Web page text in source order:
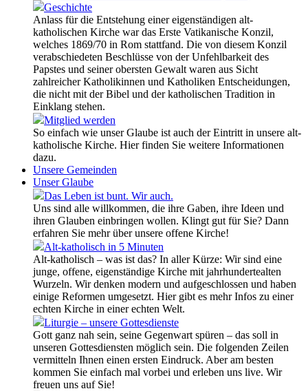
Geschichte
Anlass für die Entstehung einer eigenständigen alt-
katholischen Kirche war das Erste Vatikanische Konzil,
welches 1869/70 in Rom stattfand. Die von diesem Konzil
verabschiedeten Beschlüsse von der Unfehlbarkeit des
Papstes und seiner obersten Gewalt waren aus Sicht
zahlreicher Katholikinnen und Katholiken Entscheidungen,
die nicht mit der Bibel und der katholischen Tradition in
Einklang stehen.
Mitglied werden
So einfach wie unser Glaube ist auch der Eintritt in unsere alt-
katholische Kirche. Hier finden Sie weitere Informationen
dazu.
Unsere Gemeinden
Unser Glaube
Das Leben ist bunt. Wir auch.
Uns sind alle willkommen, die ihre Gaben, ihre Ideen und
ihren Glauben einbringen wollen. Klingt gut für Sie? Dann
erfahren Sie mehr über unsere offene Kirche!
Alt-katholisch in 5 Minuten
Alt-katholisch – was ist das? In aller Kürze: Wir sind eine
junge, offene, eigenständige Kirche mit jahrhundertealten
Wurzeln. Wir denken modern und aufgeschlossen und haben
einige Reformen umgesetzt. Hier gibt es mehr Infos zu einer
echten Kirche in einer echten Welt.
Liturgie – unsere Gottesdienste
Gott ganz nah sein, seine Gegenwart spüren – das soll in
unseren Gottesdiensten möglich sein. Die folgenden Zeilen
vermitteln Ihnen einen ersten Eindruck. Aber am besten
kommen Sie einfach mal vorbei und erleben uns live. Wir
freuen uns auf Sie!